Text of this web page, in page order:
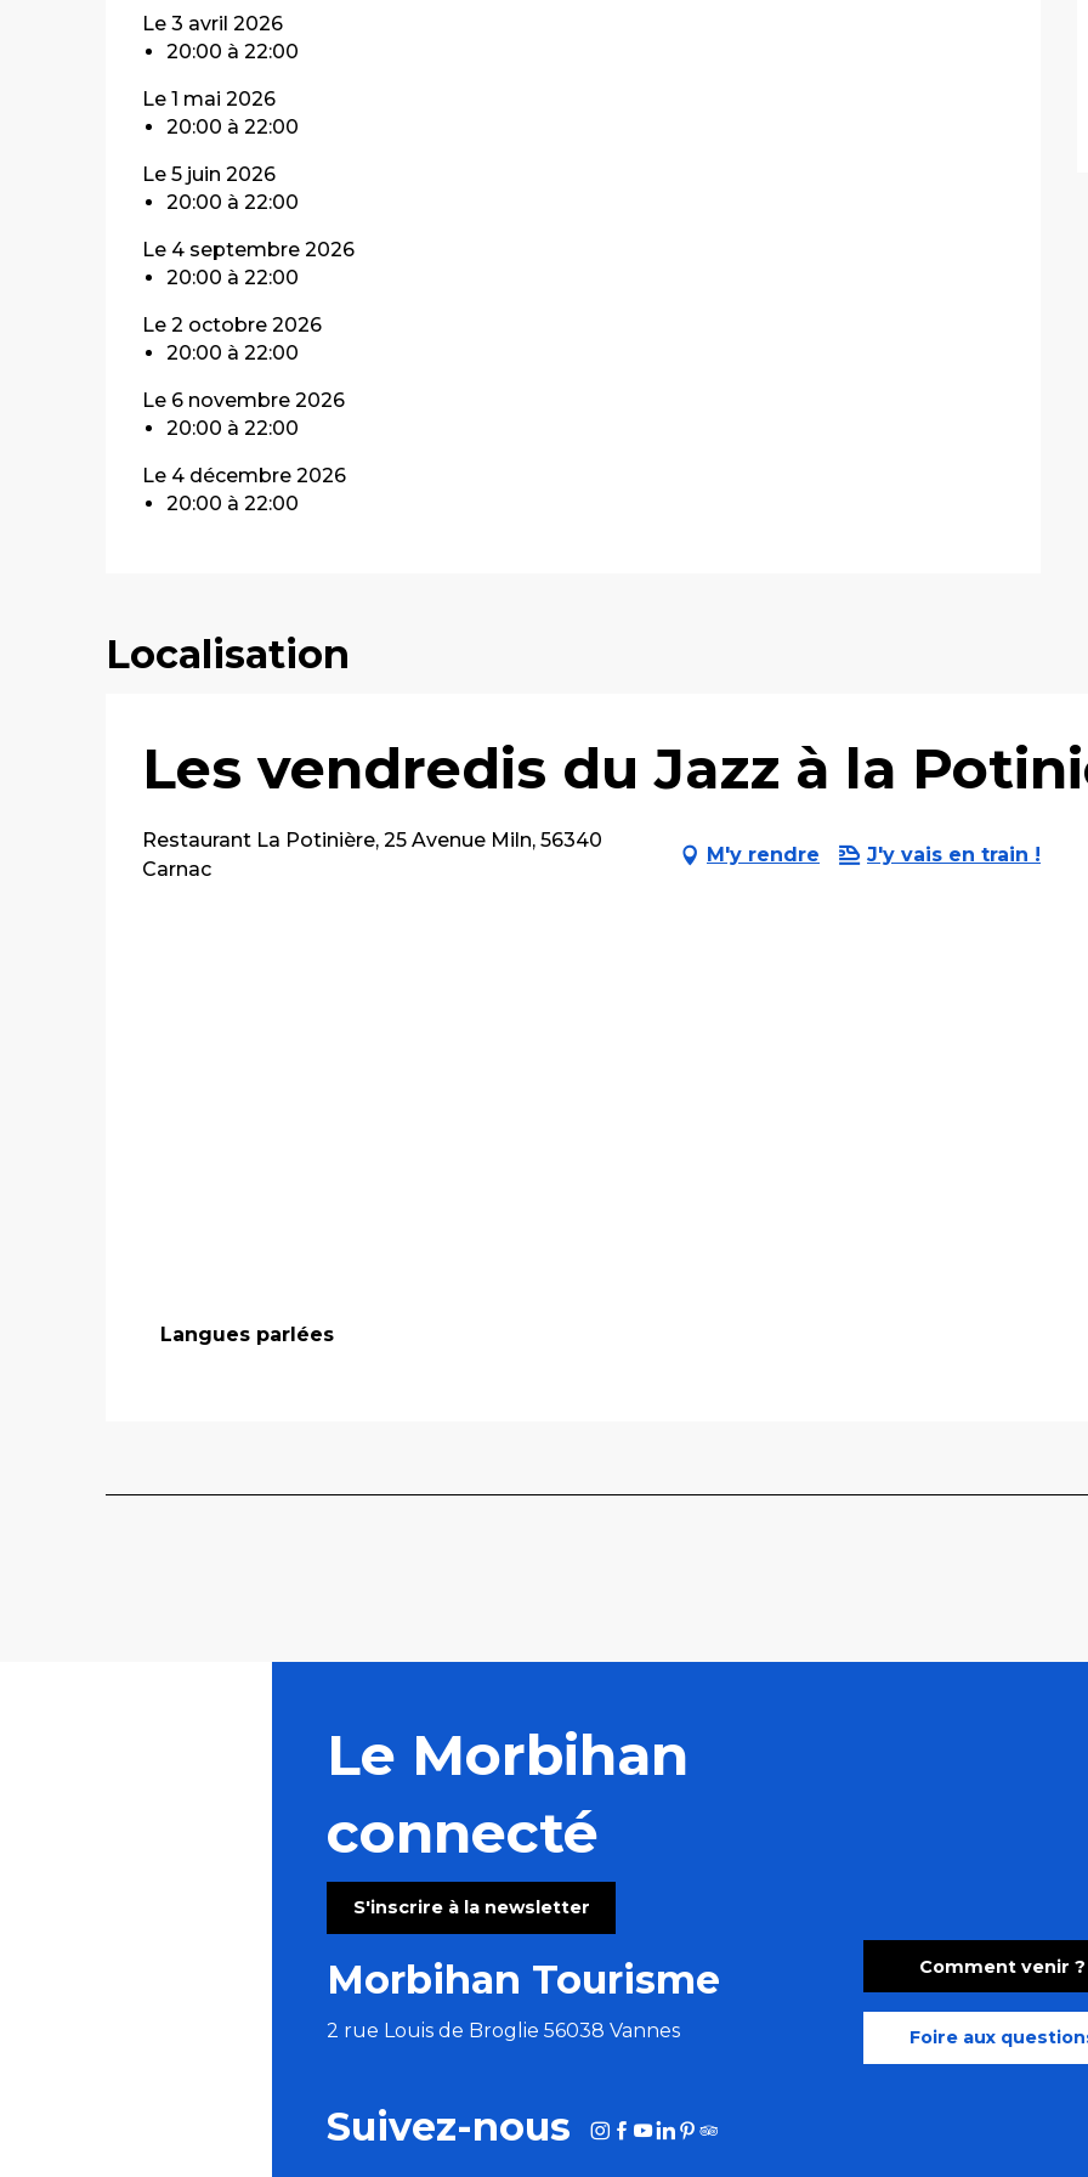
Le 3 avril 2026
20:00 à 22:00
Le 1 mai 2026
20:00 à 22:00
Le 5 juin 2026
20:00 à 22:00
Le 4 septembre 2026
20:00 à 22:00
Le 2 octobre 2026
20:00 à 22:00
Le 6 novembre 2026
20:00 à 22:00
Le 4 décembre 2026
20:00 à 22:00
Localisation
Les vendredis du Jazz à la
Restaurant La Potinière, 25 Avenue Miln, 56340
Carnac
M'y rendre J'y vais en train !
Langues parlées
Langues parlées
Le Morbihan
connecté
S'inscrire à la newsletter
Morbihan Tourisme
2 rue Louis de Broglie 56038 Vannes
Comment venir ?
Foire aux
Suivez-nous